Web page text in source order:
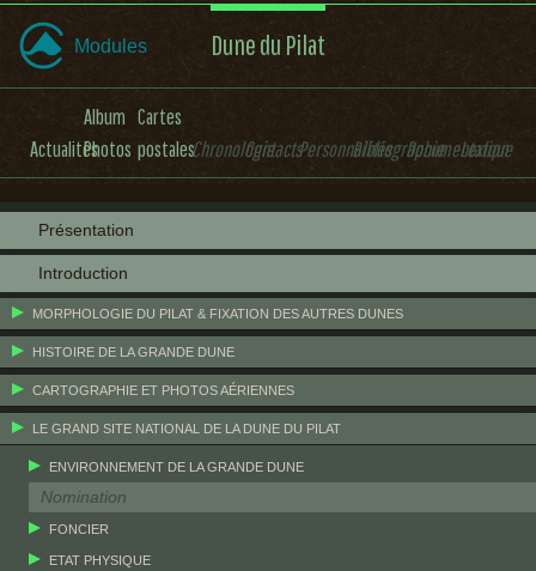
Modules Dune du Pilat
Actualités
Album
Photos
Cartes
postalesChronologieContactsPersonnalitésBibliographieDocumentation
Lexique
Présentation
Introduction
MORPHOLOGIE DU PILAT & FIXATION DES AUTRES DUNES
HISTOIRE DE LA GRANDE DUNE
CARTOGRAPHIE ET PHOTOS AÉRIENNES
LE GRAND SITE NATIONAL DE LA DUNE DU PILAT
ENVIRONNEMENT DE LA GRANDE DUNE
Nomination
FONCIER
ETAT PHYSIQUE